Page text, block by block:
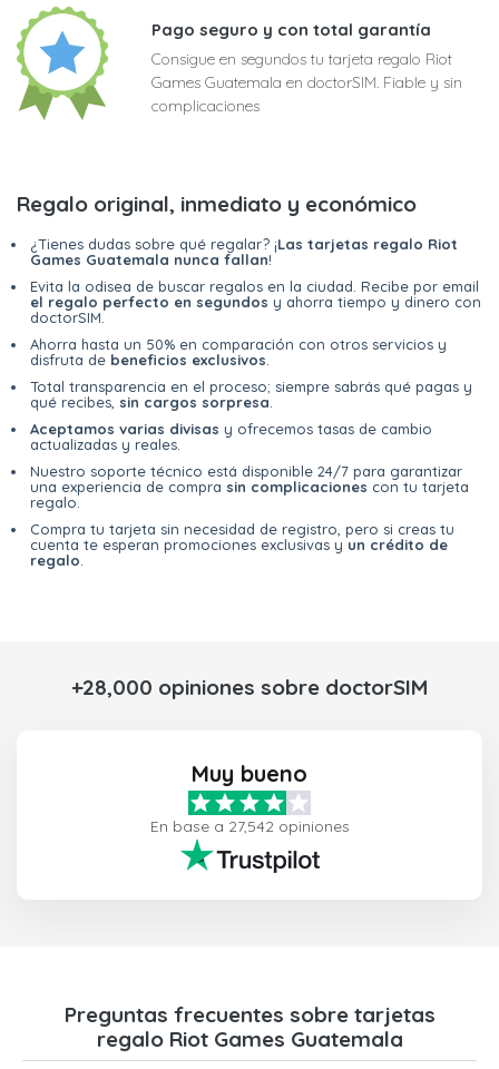
Pago seguro y con total garantía
Consigue en segundos tu tarjeta regalo Riot
Games Guatemala en doctorSIM. Fiable y sin
complicaciones
Regalo original, inmediato y económico
¿Tienes dudas sobre qué regalar? ¡Las tarjetas regalo Riot
Games Guatemala nunca fallan!
Evita la odisea de buscar regalos en la ciudad. Recibe por email
el regalo perfecto en segundos y ahorra tiempo y dinero con
doctorSIM.
Ahorra hasta un 50% en comparación con otros servicios y
disfruta de beneficios exclusivos
Total transparencia en el proceso; siempre sabrás qué pagas y
qué recibes, sin cargos sorpresa
Aceptamos varias divisas y ofrecemos tasas de cambio
actualizadas y reales.
Nuestro soporte técnico está disponible 24/7 para garantizar
una experiencia de compra sin complicaciones con tu tarjeta
regalo.
Compra tu tarjeta sin necesidad de registro, pero si creas tu
cuenta te esperan promociones exclusivas y un crédito de
regalo
+28,000 opiniones sobre doctorSIM
Muy bueno
En base a 27,542 opiniones
Preguntas frecuentes sobre tarjetas
regalo Riot Games Guatemala